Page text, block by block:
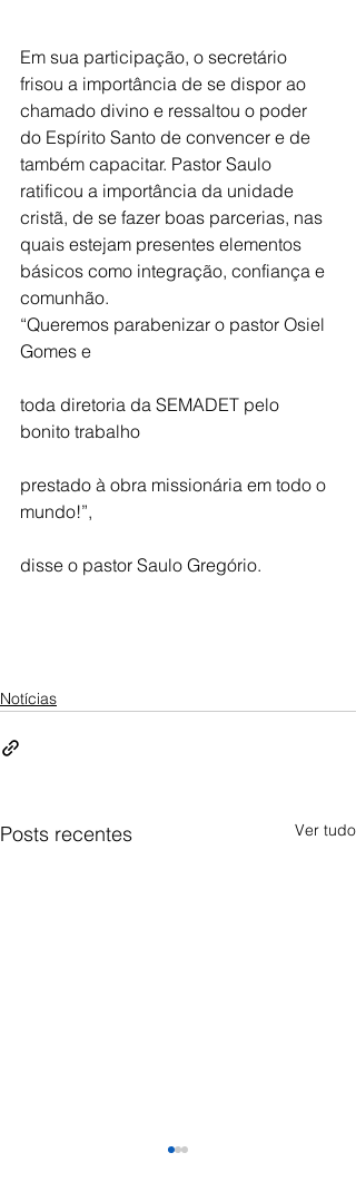
Em sua participação, o secretário
frisou a importância de se dispor ao
chamado divino e ressaltou o poder
do Espírito Santo de convencer e de
também capacitar. Pastor Saulo
ratificou a importância da unidade
cristã, de se fazer boas parcerias, nas
quais estejam presentes elementos
básicos como integração, confiança e
comunhão.
“Queremos parabenizar o pastor Osiel
Gomes e
toda diretoria da SEMADET pelo
bonito trabalho
prestado à obra missionária em todo o
mundo!”,
disse o pastor Saulo Gregório.
Notícias
Posts recentes Ver tudo